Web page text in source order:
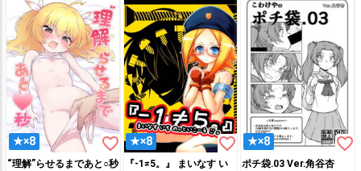
★×8 favorite_border
“理解”らせるまであと○秒
★×8 favorite_border
『-1≠5。』 まいなす い
★×8 favorite_border
ポチ袋.03 Ver.角谷杏